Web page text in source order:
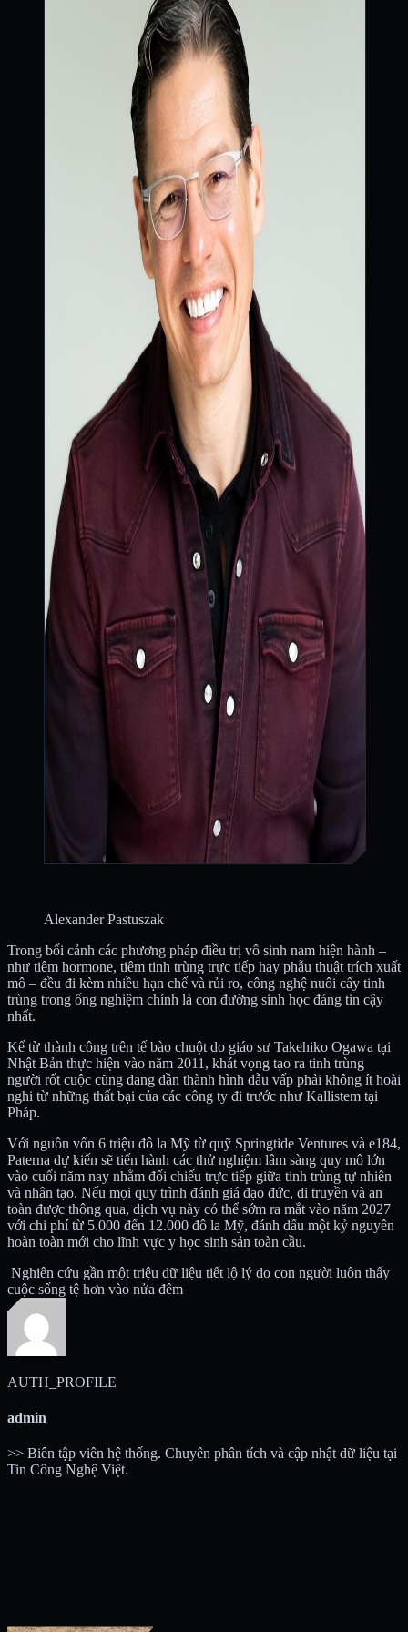
Alexander Pastuszak
Trong bối cảnh các phương pháp điều trị vô sinh nam hiện hành –
như tiêm hormone, tiêm tinh trùng trực tiếp hay phẫu thuật trích xuất
mô – đều đi kèm nhiều hạn chế và rủi ro, công nghệ nuôi cấy tinh
trùng trong ống nghiệm chính là con đường sinh học đáng tin cậy
nhất.
Kể từ thành công trên tế bào chuột do giáo sư Takehiko Ogawa tại
Nhật Bản thực hiện vào năm 2011, khát vọng tạo ra tinh trùng
người rốt cuộc cũng đang dần thành hình dẫu vấp phải không ít hoài
nghi từ những thất bại của các công ty đi trước như Kallistem tại
Pháp.
Với nguồn vốn 6 triệu đô la Mỹ từ quỹ Springtide Ventures và e184,
Paterna dự kiến sẽ tiến hành các thử nghiệm lâm sàng quy mô lớn
vào cuối năm nay nhằm đối chiếu trực tiếp giữa tinh trùng tự nhiên
và nhân tạo. Nếu mọi quy trình đánh giá đạo đức, di truyền và an
toàn được thông qua, dịch vụ này có thể sớm ra mắt vào năm 2027
với chi phí từ 5.000 đến 12.000 đô la Mỹ, đánh dấu một kỷ nguyên
hoàn toàn mới cho lĩnh vực y học sinh sản toàn cầu.
Nghiên cứu gần một triệu dữ liệu tiết lộ lý do con người luôn thấy
cuộc sống tệ hơn vào nửa đêm
AUTH_PROFILE
admin
>> Biên tập viên hệ thống. Chuyên phân tích và cập nhật dữ liệu tại
Tin Công Nghệ Việt.